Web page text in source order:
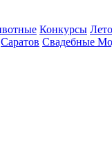
Конкурсы
Саратов Свадебные